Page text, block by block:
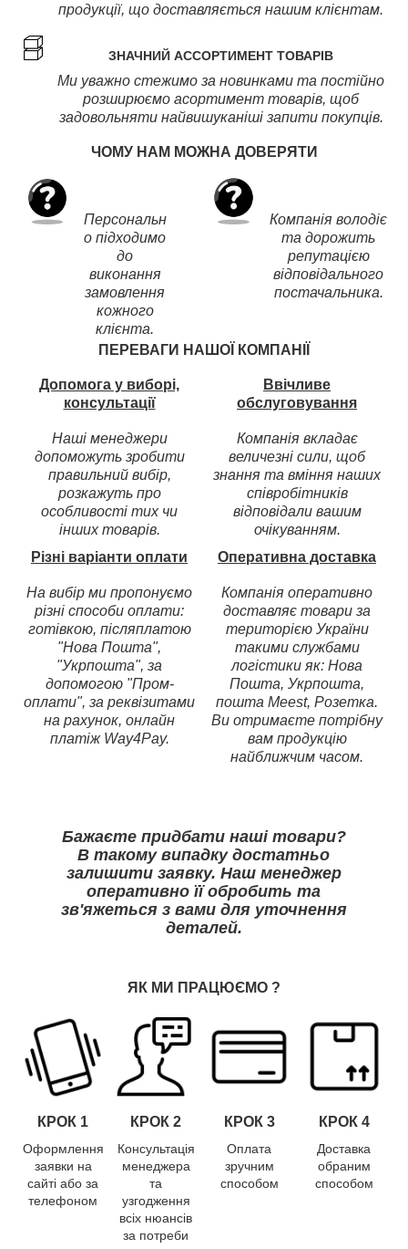
продукції, що доставляється нашим клієнтам.
ЗНАЧНИЙ АССОРТИМЕНТ ТОВАРІВ
Ми уважно стежимо за новинками та постійно
розширюємо асортимент товарів, щоб
задовольняти найвишуканіші запити покупців.
ЧОМУ НАМ МОЖНА ДОВЕРЯТИ
Персональн
о підходимо
до
виконання
замовлення
кожного
клієнта.
Компанія володіє
та дорожить
репутацією
відповідального
постачальника.
ПЕРЕВАГИ НАШОЇ КОМПАНІЇ
Допомога у виборі,
консультації
Наші менеджери
допоможуть зробити
правильний вибір,
розкажуть про
особливості тих чи
інших товарів.
Ввічливе
обслуговування
Компанія вкладає
величезні сили, щоб
знання та вміння наших
співробітників
відповідали вашим
очікуванням.
Різні варіанти оплати
На вибір ми пропонуємо
різні способи оплати:
готівкою, післяплатою
"Нова Пошта",
"Укрпошта", за
допомогою "Пром-
оплати", за реквізитами
на рахунок, онлайн
платіж Way4Pay.
Оперативна доставка
Компанія оперативно
доставляє товари за
територією України
такими службами
логістики як: Нова
Пошта, Укрпошта,
пошта Meest, Розетка.
Ви отримаєте потрібну
вам продукцію
найближчим часом.
Бажаєте придбати наші товари?
В такому випадку достатньо
залишити заявку. Наш менеджер
оперативно її обробить та
зв'яжеться з вами для уточнення
деталей.
ЯК МИ ПРАЦЮЄМО ?
КРОК 1 КРОК 2 КРОК 3 КРОК 4
Оформлення
заявки на
сайті або за
телефоном
Консультація
менеджера
та
узгодження
всіх нюансів
за потреби
Оплата
зручним
способом
Доставка
обраним
способом